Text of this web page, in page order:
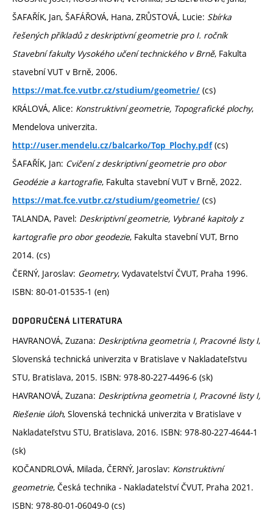
ŠAFAŘÍK, Jan, ŠAFÁŘOVÁ, Hana, ZRŮSTOVÁ, Lucie: Sbírka
řešených příkladů z deskriptivní geometrie pro I. ročník
Stavební fakulty Vysokého učení technického v Brně, Fakulta
stavební VUT v Brně, 2006.
https://mat.fce.vutbr.cz/studium/geometrie/ (cs)
KRÁLOVÁ, Alice: Konstruktivní geometrie, Topografické plochy,
Mendelova univerzita.
http://user.mendelu.cz/balcarko/Top_Plochy.pdf(cs)
ŠAFAŘÍK, Jan: Cvičení z deskriptivní geometrie pro obor
Geodézie a kartografie, Fakulta stavební VUT v Brně, 2022.
https://mat.fce.vutbr.cz/studium/geometrie/ (cs)
TALANDA, Pavel: Deskriptivní geometrie, Vybrané kapitoly z
kartografie pro obor geodezie, Fakulta stavební VUT, Brno
2014. (cs)
ČERNÝ, Jaroslav: Geometry, Vydavatelství ČVUT, Praha 1996.
ISBN: 80-01-01535-1 (en)
DOPORUČENÁ LITERATURA
HAVRANOVÁ, Zuzana: Deskriptívna geometria I, Pracovné listy I,
Slovenská technická univerzita v Bratislave v Nakladateľstvu
STU, Bratislava, 2015. ISBN: 978-80-227-4496-6 (sk)
HAVRANOVÁ, Zuzana: Deskriptívna geometria I, Pracovné listy I,
Riešenie úloh, Slovenská technická univerzita v Bratislave v
Nakladateľstvu STU, Bratislava, 2016. ISBN: 978-80-227-4644-1
(sk)
KOČANDRLOVÁ, Milada, ČERNÝ, Jaroslav: Konstruktivní
geometrie, Česká technika - Nakladatelství ČVUT, Praha 2021.
ISBN: 978-80-01-06049-0 (cs)